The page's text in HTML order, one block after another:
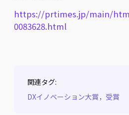
https://prtimes.jp/main/
0083628.html
関連タグ:
DXイノベーション大賞，受賞